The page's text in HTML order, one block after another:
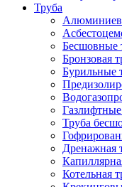
Труба
Бесшовные
Бронзовая
Бурильные
Труба
Дренажная
Котельная